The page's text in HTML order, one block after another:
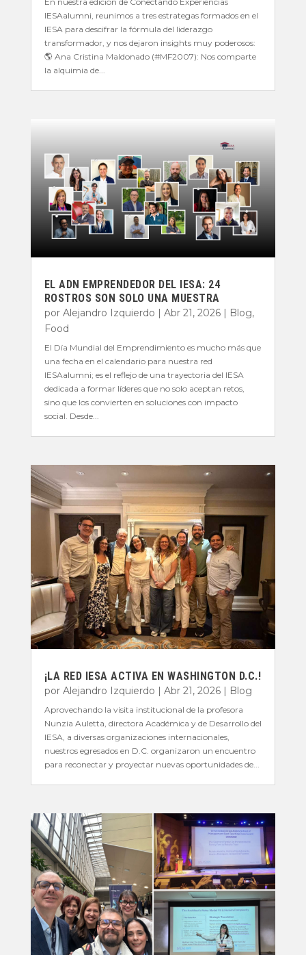
IESAalumni, reunimos a tres estrategas formados en el
IESA para descifrar la fórmula del liderazgo
transformador, y nos dejaron insights muy poderosos:
🌎 Ana Cristina Maldonado (#MF2007): Nos comparte
la alquimia de...
EL ADN EMPRENDEDOR DEL IESA: 24
ROSTROS SON SOLO UNA MUESTRA
por Alejandro Izquierdo | Abr 21, 2026| Blog,
Food
El Día Mundial del Emprendimiento es mucho más que
una fecha en el calendario para nuestra red
IESAalumni; es el reflejo de una trayectoria del IESA
dedicada a formar líderes que no solo aceptan retos,
sino que los convierten en soluciones con impacto
social. Desde...
¡LA RED IESA ACTIVA EN WASHINGTON D.C.!
por Alejandro Izquierdo | Abr 21, 2026| Blog
Aprovechando la visita institucional de la profesora
Nunzia Auletta, directora Académica y de Desarrollo del
IESA, a diversas organizaciones internacionales,
nuestros egresados en D.C. organizaron un encuentro
para reconectar y proyectar nuevas oportunidades de...